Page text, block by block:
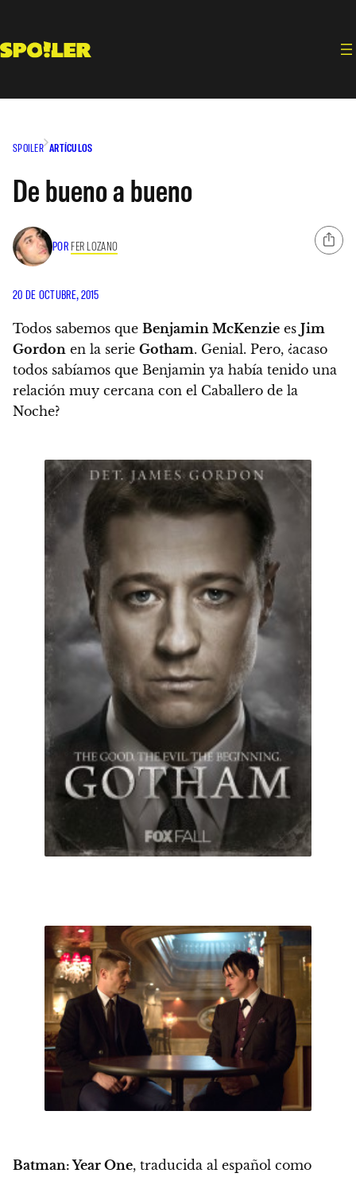
contenido
SPOILER ARTÍCULOS
De bueno a bueno
POR FER LOZANO
20 DE OCTUBRE, 2015
Todos sabemos que Benjamin McKenzie es Jim
Gordon en la serie Gotham. Genial. Pero, ¿acaso
todos sabíamos que Benjamin ya había tenido una
relación muy cercana con el Caballero de la
Noche?
Batman: Year One, traducida al español como